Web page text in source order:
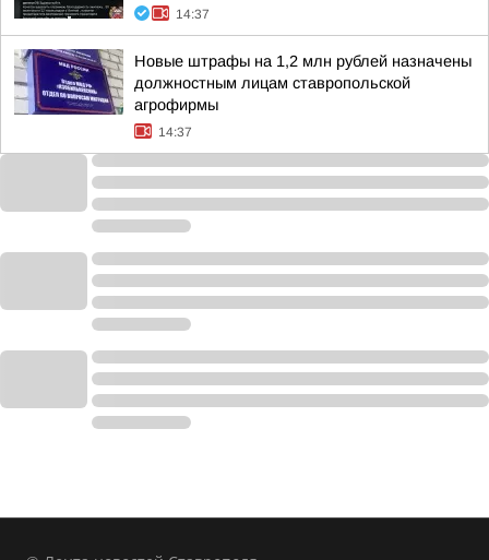
14:37
Новые штрафы на 1,2 млн рублей назначены
должностным лицам ставропольской
агрофирмы
14:37